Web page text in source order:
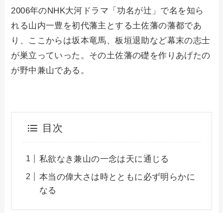
2006年のNHK大河ドラマ「功名が辻」で名を知ら
れる山内一豊を初代藩主とする土佐藩の藩都であ
り、ここからは坂本竜馬、板垣退助など幕末の志士
が巣立っていった。その土佐藩の礎を作りあげたの
が野中兼山である。
目次
私欲なき兼山の一念は天に通じる
本当の偉大さは時とともに必ず明らかに
なる